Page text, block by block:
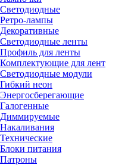
Светодиодные
Ретро-лампы
Декоративные
Светодиодные ленты
Профиль для ленты
Комплектующие для лент
Светодиодные модули
Гибкий неон
Энергосберегающие
Галогенные
Диммируемые
Накаливания
Технические
Блоки питания
Патроны